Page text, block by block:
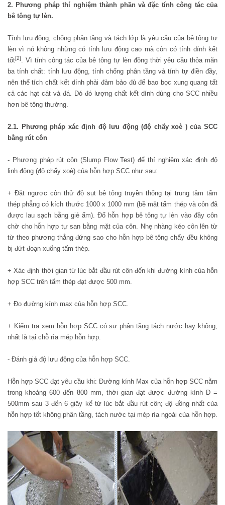
2. Phương pháp thí nghiệm thành phần và đặc tính công tác của
bê tông tự lèn.
Tính lưu động, chống phân tầng và tách lớp là yêu cầu của bê tông tự
lèn vì nó không những có tính lưu động cao mà còn có tính dính kết
tốt[2]
. Vì tính công tác của bê tông tự lèn đồng thời yêu cầu thỏa mãn
ba tính chất: tính lưu động, tính chống phân tầng và tính tự điền đầy,
nên thể tích chất kết dính phải đảm bảo đủ để bao bọc xung quang tất
cả các hạt cát và đá. Dó đó lượng chất kết dính dùng cho SCC nhiều
hơn bê tông thường.
2.1. Phương pháp xác định độ lưu động (độ chẩy xoè ) của SCC
bằng rút côn
- Phương pháp rút côn (Slump Flow Test) để thí nghiệm xác định độ
linh động (độ chẩy xoè) của hỗn hợp SCC như sau:
+ Đặt ngược côn thử độ sụt bê tông truyền thống tại trung tâm tấm
thép phẳng có kích thước 1000 x 1000 mm (bề mặt tấm thép và côn đã
được lau sạch bằng giẻ ẩm). Đổ hỗn hợp bê tông tự lèn vào đầy côn
chờ cho hỗn hợp tự san bằng mặt của côn. Nhẹ nhàng kéo côn lên từ
từ theo phương thẳng đứng sao cho hỗn hợp bê tông chẩy đều không
bị đứt đoạn xuống tấm thép.
+ Xác định thời gian từ lúc bắt đầu rút côn đến khi đường kính của hỗn
hợp SCC trên tấm thép đạt được 500 mm.
+ Đo đường kính max của hỗn hợp SCC.
+ Kiểm tra xem hỗn hợp SCC có sự phân tầng tách nước hay không,
nhất là tại chỗ rìa mép hỗn hợp.
- Đánh giá độ lưu động của hỗn hợp SCC.
Hỗn hợp SCC đạt yêu cầu khi: Đường kính Max của hỗn hợp SCC nằm
trong khoảng 600 đến 800 mm, thời gian đạt được đường kính D =
500mm sau 3 đến 6 giây kể từ lúc bắt đầu rút côn; độ đồng nhất của
hỗn hợp tốt không phân tầng, tách nước tại mép rìa ngoài của hỗn hợp.